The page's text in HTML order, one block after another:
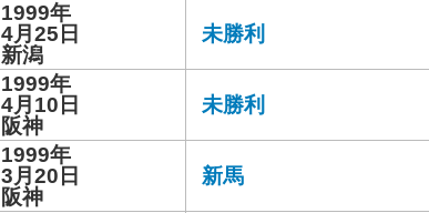
1999年
4月25日
新潟
未勝利
1999年
4月10日
阪神
未勝利
1999年
3月20日
阪神
新馬